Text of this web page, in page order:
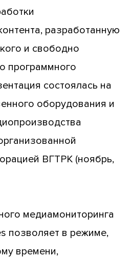
разработанную
и свободно
программного
состоялась на
оборудования и
ВГТРК (ноябрь,
медиамониторинга
позволяет в режиме,
времени,